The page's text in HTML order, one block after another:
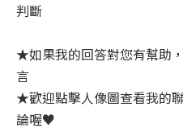
判斷
★如果我的回答對您有幫助
言
★歡迎點擊人像圖查看我的
論喔♥️